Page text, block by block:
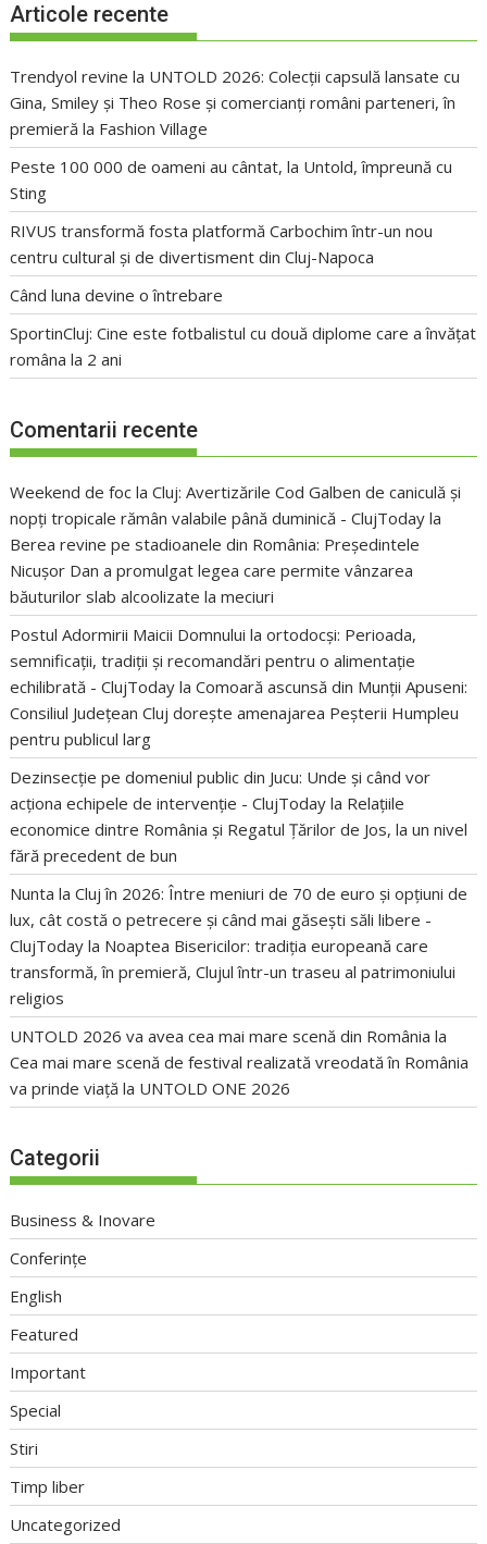
Articole recente
Trendyol revine la UNTOLD 2026: Colecții capsulă lansate cu
Gina, Smiley și Theo Rose și comercianți români parteneri, în
premieră la Fashion Village
Peste 100 000 de oameni au cântat, la Untold, împreună cu
Sting
RIVUS transformă fosta platformă Carbochim într-un nou
centru cultural și de divertisment din Cluj-Napoca
Când luna devine o întrebare
SportinCluj: Cine este fotbalistul cu două diplome care a învățat
româna la 2 ani
Comentarii recente
Weekend de foc la Cluj: Avertizările Cod Galben de caniculă și
nopți tropicale rămân valabile până duminică - ClujToday la
Berea revine pe stadioanele din România: Președintele
Nicușor Dan a promulgat legea care permite vânzarea
băuturilor slab alcoolizate la meciuri
Postul Adormirii Maicii Domnului la ortodocși: Perioada,
semnificații, tradiții și recomandări pentru o alimentație
echilibrată - ClujToday laComoară ascunsă din Munții Apuseni:
Consiliul Județean Cluj dorește amenajarea Peșterii Humpleu
pentru publicul larg
Dezinsecție pe domeniul public din Jucu: Unde și când vor
acționa echipele de intervenție - ClujToday la Relațiile
economice dintre România și Regatul Țărilor de Jos, la un nivel
fără precedent de bun
Nunta la Cluj în 2026: Între meniuri de 70 de euro și opțiuni de
lux, cât costă o petrecere și când mai găsești săli libere -
ClujToday la Noaptea Bisericilor: tradiția europeană care
transformă, în premieră, Clujul într-un traseu al patrimoniului
religios
UNTOLD 2026 va avea cea mai mare scenă din România la
Cea mai mare scenă de festival realizată vreodată în România
va prinde viață la UNTOLD ONE 2026
Categorii
Business & Inovare
Conferințe
English
Featured
Important
Special
Stiri
Timp liber
Uncategorized